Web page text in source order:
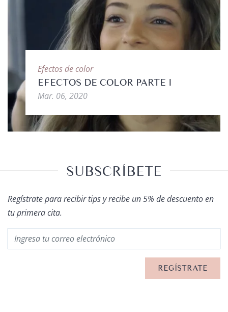
Efectos de color
EFECTOS DE COLOR PARTE I
Mar. 06, 2020
SUBSCRÍBETE
Regístrate para recibir tips y recibe un 5% de descuento en
tu primera cita.